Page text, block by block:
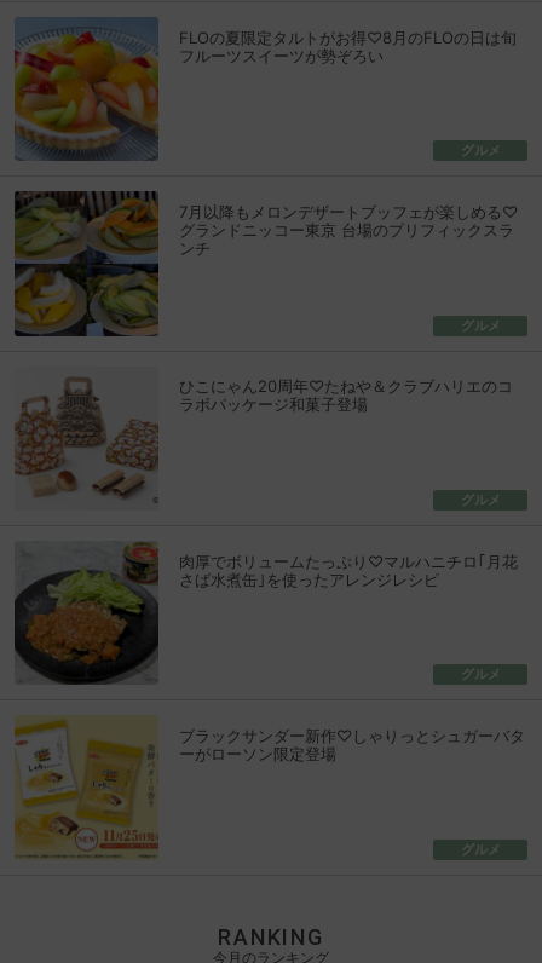
FLOの夏限定タルトがお得♡8月のFLOの日は旬
フルーツスイーツが勢ぞろい
グルメ
7月以降もメロンデザートブッフェが楽しめる♡
グランドニッコー東京 台場のプリフィックスラ
ンチ
グルメ
ひこにゃん20周年♡たねや＆クラブハリエのコ
ラボパッケージ和菓子登場
グルメ
肉厚でボリュームたっぷり♡マルハニチロ｢月花
さば水煮缶｣を使ったアレンジレシピ
グルメ
ブラックサンダー新作♡しゃりっとシュガーバタ
ーがローソン限定登場
グルメ
RANKING
今月のランキング